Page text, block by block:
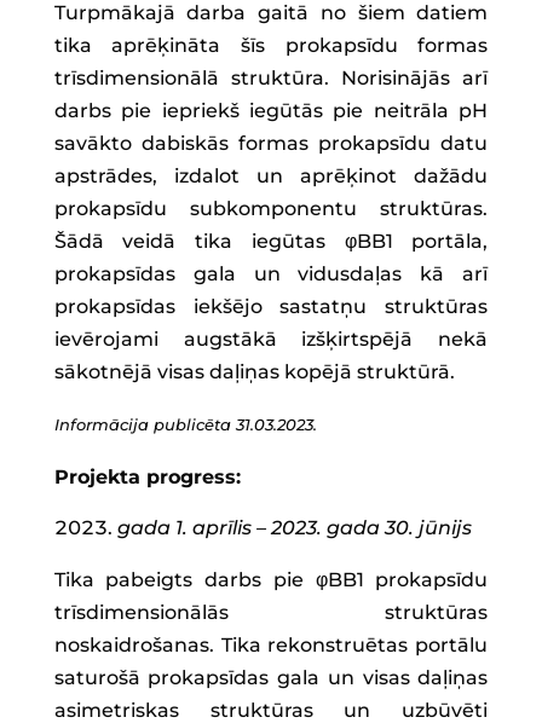
Turpmākajā darba gaitā no šiem datiem
tika aprēķināta šīs prokapsīdu formas
trīsdimensionālā struktūra. Norisinājās arī
darbs pie iepriekš iegūtās pie neitrāla pH
savākto dabiskās formas prokapsīdu datu
apstrādes, izdalot un aprēķinot dažādu
prokapsīdu subkomponentu struktūras.
Šādā veidā tika iegūtas φBB1 portāla,
prokapsīdas gala un vidusdaļas kā arī
prokapsīdas iekšējo sastatņu struktūras
ievērojami augstākā izšķirtspējā nekā
sākotnējā visas daļiņas kopējā struktūrā.
Informācija publicēta 31.03.2023.
Projekta progress:
gada 1. aprīlis – 2023. gada 30. jūnijs
Tika pabeigts darbs pie φBB1 prokapsīdu
trīsdimensionālās struktūras
noskaidrošanas. Tika rekonstruētas portālu
saturošā prokapsīdas gala un visas daļiņas
asimetriskas struktūras un uzbūvēti